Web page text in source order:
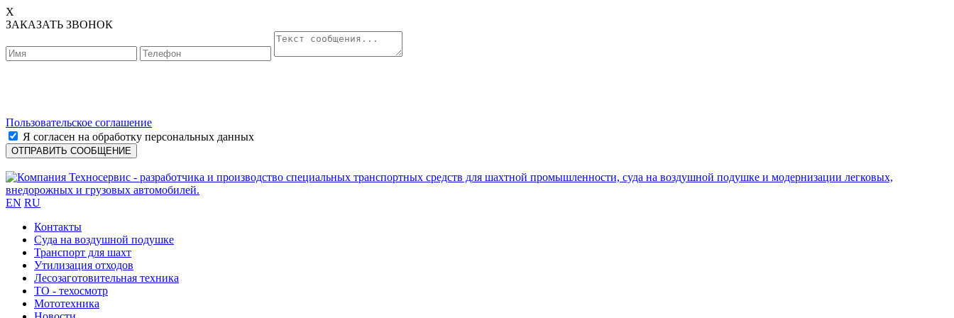
X
ЗАКАЗАТЬ ЗВОНОК
Пользовательское соглашение
Я согласен на обработку персональных данных
EN RU
Контакты
Cуда на воздушной подушке
Транспорт для шахт
Утилизация отходов
Лесозаготовительная техника
ТО - техосмотр
Мототехника